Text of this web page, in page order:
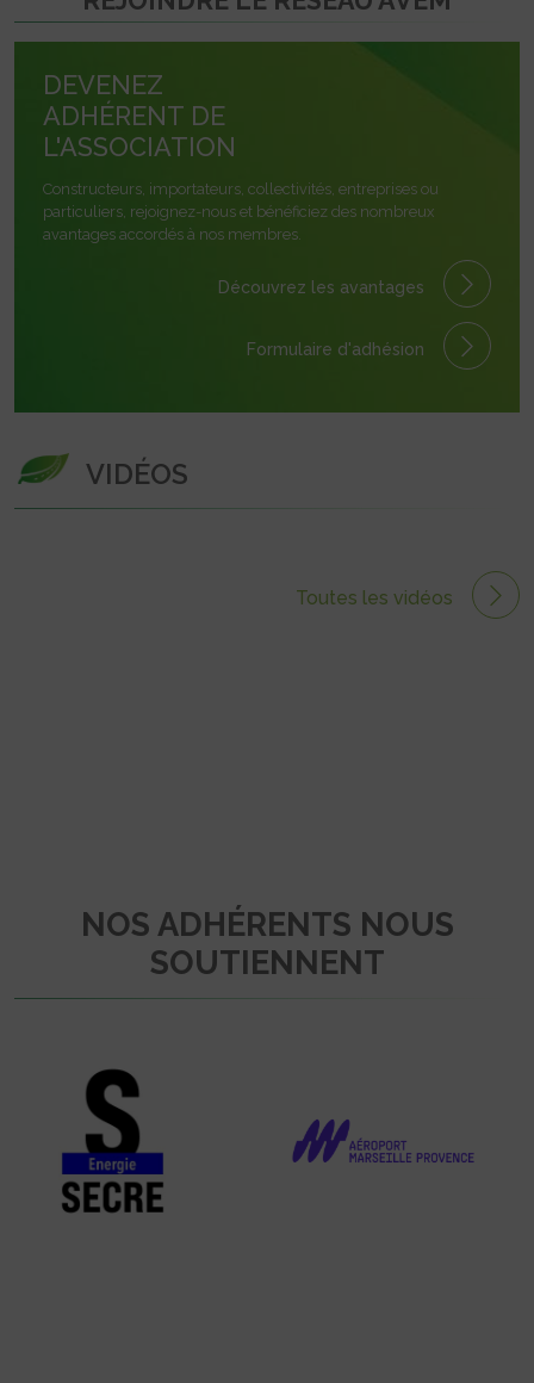
DEVENEZ
ADHÉRENT DE
L'ASSOCIATION
Constructeurs, importateurs, collectivités, entreprises ou
particuliers, rejoignez-nous et bénéficiez des nombreux
avantages accordés à nos membres.
Découvrez les avantages
Formulaire d'adhésion
VIDÉOS
Toutes les vidéos
NOS ADHÉRENTS NOUS
SOUTIENNENT